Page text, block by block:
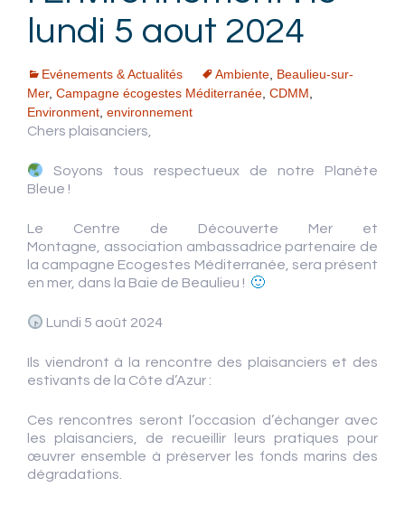
lundi 5 aout 2024
Evénements & Actualités Ambiente Beaulieu-sur-
Mer, Campagne écogestes Méditerranée CDMM
Environment environnement
Chers plaisanciers,
Soyons tous respectueux de notre Planète
Bleue !
Le Centre de Découverte Mer et
Montagne, association ambassadrice partenaire de
la campagne Ecogestes Méditerranée, sera présent
en mer, dans la Baie de Beaulieu ! 🙂
Lundi 5 août 2024
Ils viendront à la rencontre des plaisanciers et des
estivants de la Côte d’Azur :
Ces rencontres seront l’occasion d’échanger avec
les plaisanciers, de recueillir leurs pratiques pour
œuvrer ensemble à préserver les fonds marins des
dégradations.